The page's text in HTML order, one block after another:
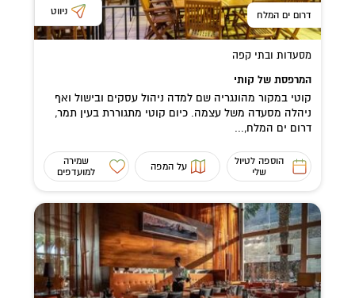
דרום ים המלח ניווט
מסעדות ובתי קפה
המרפסת של קותי
קוטי במקור מהונגריה שם למדה ניהול עסקים ובישול ואף
ניהלה מסעדה משל עצמה. כיום קוטי מתגוררת בעין תמר,
דרום ים המלח,...
הוספה לטיול
שלי
על המפה
שמירה
למועדפים